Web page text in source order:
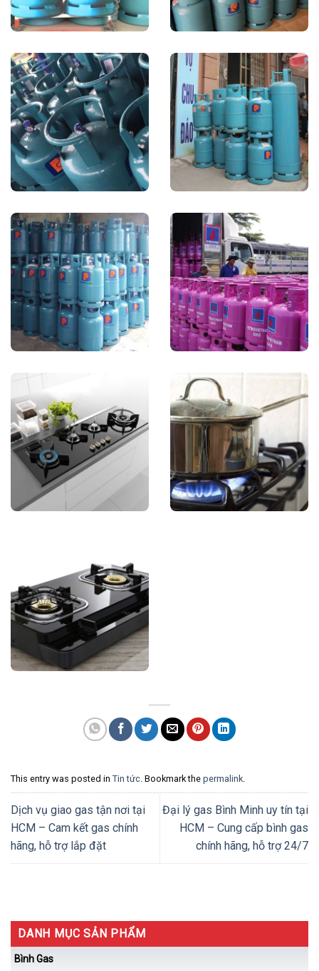
This entry was posted in Tin tức. Bookmark the permalink.
Dịch vụ giao gas tận nơi tại
HCM – Cam kết gas chính
hãng, hỗ trợ lắp đặt
Đại lý gas Bình Minh uy tín tại
HCM – Cung cấp bình gas
chính hãng, hỗ trợ 24/7
DANH MỤC SẢN PHẨM
Bình Gas